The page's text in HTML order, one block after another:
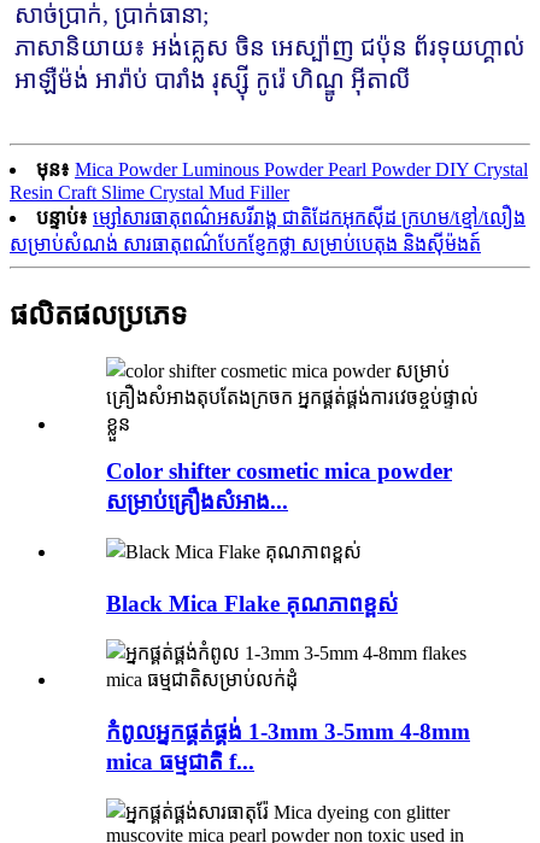
សាច់ប្រាក់, ប្រាក់ធានា;
ភាសានិយាយ៖ អង់គ្លេស ចិន អេស្ប៉ាញ ជប៉ុន ព័រទុយហ្គាល់
អាឡឺម៉ង់ អារ៉ាប់ បារាំង រុស្ស៊ី កូរ៉េ ហិណ្ឌូ អ៊ីតាលី
មុន៖ Mica Powder Luminous Powder Pearl Powder DIY Crystal
Resin Craft Slime Crystal Mud Filler
បន្ទាប់៖ ម្សៅសារធាតុពណ៌អសរីរាង្គ ជាតិដែកអុកស៊ីដ ក្រហម/ខ្មៅ/លឿង
សម្រាប់សំណង់ សារធាតុពណ៌បែកខ្ញែកថ្លា សម្រាប់បេតុង និងស៊ីម៉ងត៍
ផលិតផលប្រភេទ
Color shifter cosmetic mica powder
សម្រាប់គ្រឿងសំអាង...
Black Mica Flake គុណភាពខ្ពស់
កំពូលអ្នកផ្គត់ផ្គង់ 1-3mm 3-5mm 4-8mm
mica ធម្មជាតិ f...